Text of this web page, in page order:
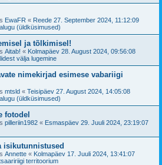
EwaFR « Reede 27. September 2024, 11:12:09
(üldküsimused)
ja tõlkimisel!
Aitab! « Kolmapäev 28. August 2024, 09:56:08
välja lugemine
nimekirjad esimese vabariigi
mtsld « Teisipäev 27. August 2024, 14:05:08
(üldküsimused)
fotodel
pilleriin1982 « Esmaspäev 29. Juuli 2024, 23:19:07
isikutunnistused
Annette « Kolmapäev 17. Juuli 2024, 13:41:07
territoorium